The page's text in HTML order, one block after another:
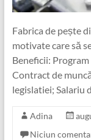
Fabrica de pește
motivate care să
Beneficii:
Contract de
legislatiei; Salariu
Adina
Niciun